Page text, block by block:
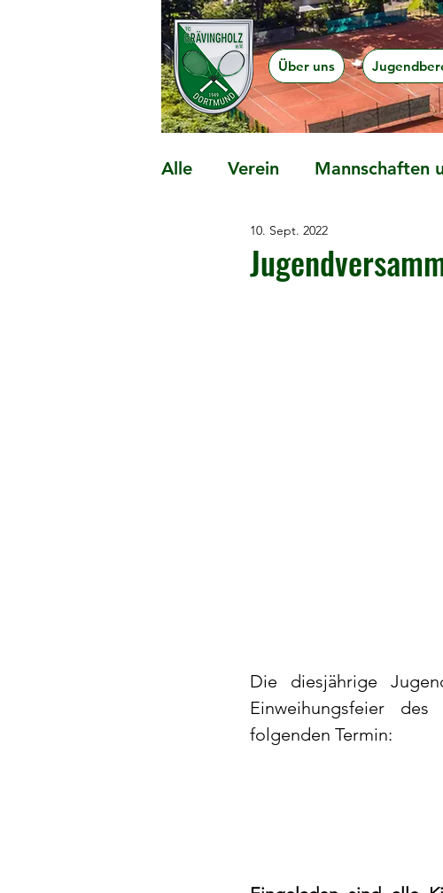
Über uns
Alle Verein Mannschaften
Präventionsangebote
10. Sept. 2022
Die diesjährige
Einweihungsfeier
folgenden Termin: